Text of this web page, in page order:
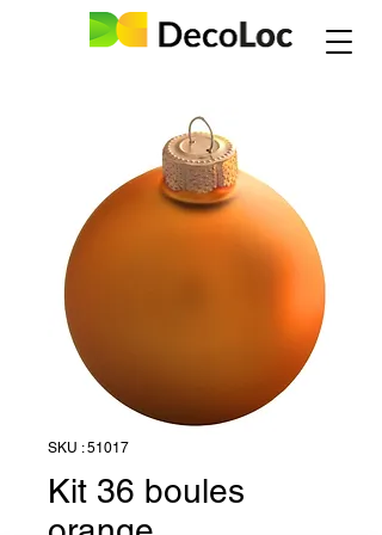
SKU : 51017
Kit 36 boules